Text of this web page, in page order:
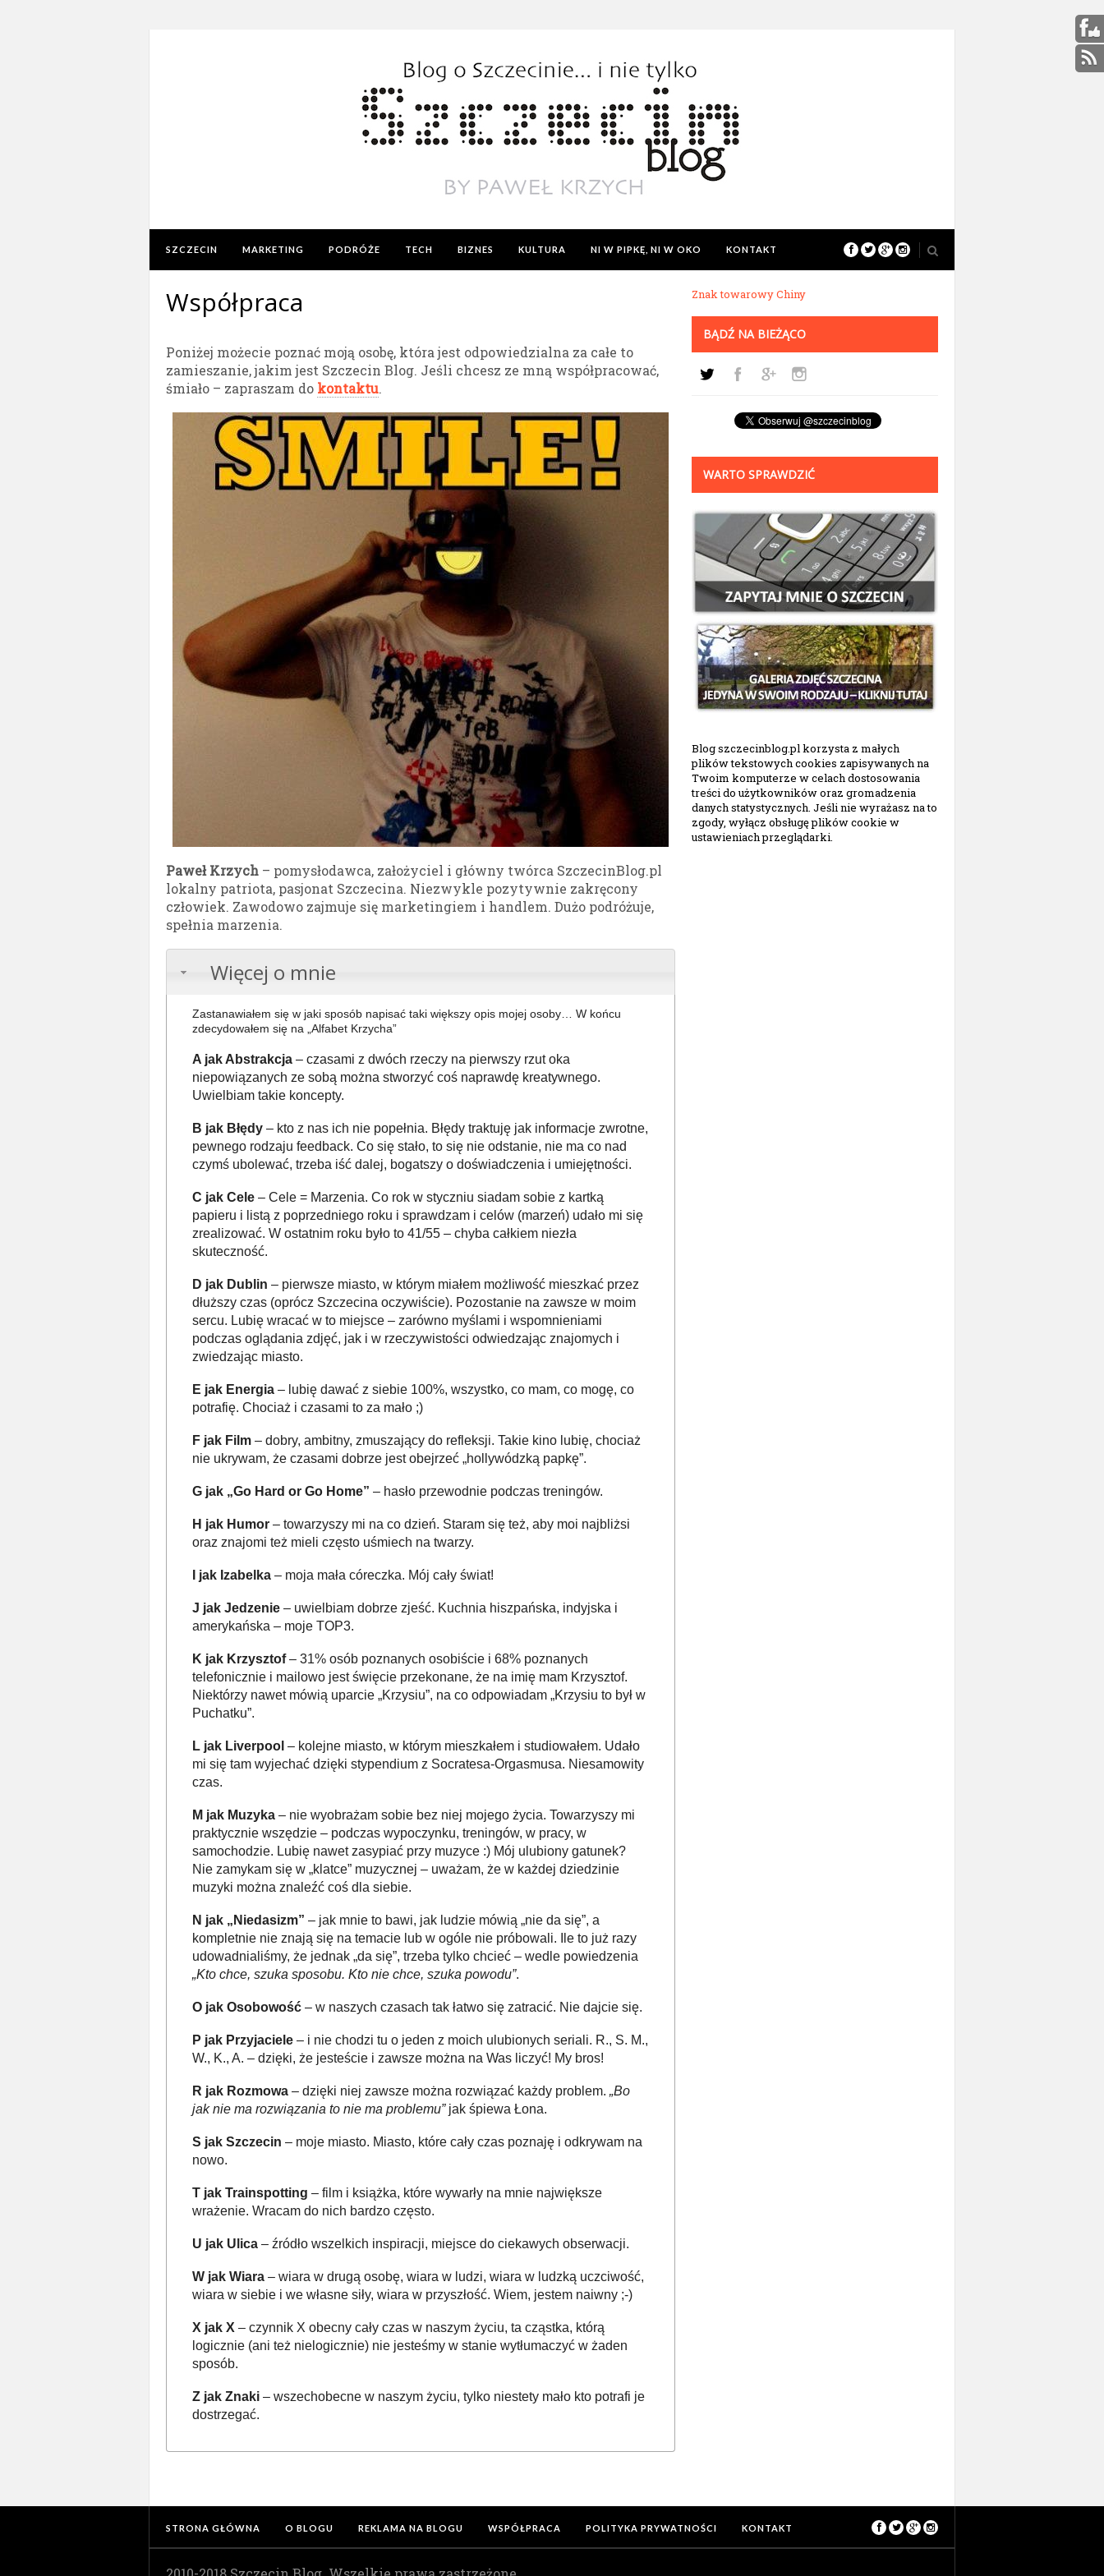
SZCZECIN MARKETING PODRÓŻE TECH BIZNES KULTURA NI W PIPKĘ, NI W OKO KONTAKT
Współpraca
Poniżej możecie poznać moją osobę, która jest odpowiedzialna za całe to
zamieszanie, jakim jest Szczecin Blog. Jeśli chcesz ze mną współpracować,
śmiało – zapraszam do kontaktu.
Paweł Krzych – pomysłodawca, założyciel i główny twórca SzczecinBlog.pl
lokalny patriota, pasjonat Szczecina. Niezwykle pozytywnie zakręcony
człowiek. Zawodowo zajmuje się marketingiem i handlem. Dużo podróżuje,
spełnia marzenia.
Więcej o mnie
Zastanawiałem się w jaki sposób napisać taki większy opis mojej osoby… W końcu
zdecydowałem się na „Alfabet Krzycha”
A jak Abstrakcja – czasami z dwóch rzeczy na pierwszy rzut oka
niepowiązanych ze sobą można stworzyć coś naprawdę kreatywnego.
Uwielbiam takie koncepty.
B jak Błędy – kto z nas ich nie popełnia. Błędy traktuję jak informacje zwrotne,
pewnego rodzaju feedback. Co się stało, to się nie odstanie, nie ma co nad
czymś ubolewać, trzeba iść dalej, bogatszy o doświadczenia i umiejętności.
C jak Cele – Cele = Marzenia. Co rok w styczniu siadam sobie z kartką
papieru i listą z poprzedniego roku i sprawdzam i celów (marzeń) udało mi się
zrealizować. W ostatnim roku było to 41/55 – chyba całkiem niezła
skuteczność.
D jak Dublin – pierwsze miasto, w którym miałem możliwość mieszkać przez
dłuższy czas (oprócz Szczecina oczywiście). Pozostanie na zawsze w moim
sercu. Lubię wracać w to miejsce – zarówno myślami i wspomnieniami
podczas oglądania zdjęć, jak i w rzeczywistości odwiedzając znajomych i
zwiedzając miasto.
E jak Energia– lubię dawać z siebie 100%, wszystko, co mam, co mogę, co
potrafię. Chociaż i czasami to za mało ;)
F jak Film – dobry, ambitny, zmuszający do refleksji. Takie kino lubię, chociaż
nie ukrywam, że czasami dobrze jest obejrzeć „hollywódzką papkę”.
G jak „Go Hard or Go Home” – hasło przewodnie podczas treningów.
H jak Humor – towarzyszy mi na co dzień. Staram się też, aby moi najbliżsi
oraz znajomi też mieli często uśmiech na twarzy.
I jak Izabelka – moja mała córeczka. Mój cały świat!
J jak Jedzenie – uwielbiam dobrze zjeść. Kuchnia hiszpańska, indyjska i
amerykańska – moje TOP3.
K jak Krzysztof– 31% osób poznanych osobiście i 68% poznanych
telefonicznie i mailowo jest święcie przekonane, że na imię mam Krzysztof.
Niektórzy nawet mówią uparcie „Krzysiu”, na co odpowiadam „Krzysiu to był w
Puchatku”.
L jak Liverpool – kolejne miasto, w którym mieszkałem i studiowałem. Udało
mi się tam wyjechać dzięki stypendium z Socratesa-Orgasmusa. Niesamowity
czas.
M jak Muzyka – nie wyobrażam sobie bez niej mojego życia. Towarzyszy mi
praktycznie wszędzie – podczas wypoczynku, treningów, w pracy, w
samochodzie. Lubię nawet zasypiać przy muzyce :) Mój ulubiony gatunek?
Nie zamykam się w „klatce” muzycznej – uważam, że w każdej dziedzinie
muzyki można znaleźć coś dla siebie.
N jak „Niedasizm” – jak mnie to bawi, jak ludzie mówią „nie da się”, a
kompletnie nie znają się na temacie lub w ogóle nie próbowali. Ile to już razy
udowadnialiśmy, że jednak „da się”, trzeba tylko chcieć – wedle powiedzenia
„Kto chce, szuka sposobu. Kto nie chce, szuka powodu”.
O jak Osobowość – w naszych czasach tak łatwo się zatracić. Nie dajcie się.
P jak Przyjaciele – i nie chodzi tu o jeden z moich ulubionych seriali. R., S. M.,
W., K., A. – dzięki, że jesteście i zawsze można na Was liczyć! My bros!
R jak Rozmowa – dzięki niej zawsze można rozwiązać każdy problem.„Bo
jak nie ma rozwiązania to nie ma problemu”jak śpiewa Łona.
S jak Szczecin – moje miasto. Miasto, które cały czas poznaję i odkrywam na
nowo.
T jak Trainspotting – film i książka, które wywarły na mnie największe
wrażenie. Wracam do nich bardzo często.
U jak Ulica – źródło wszelkich inspiracji, miejsce do ciekawych obserwacji.
W jak Wiara – wiara w drugą osobę, wiara w ludzi, wiara w ludzką uczciwość,
wiara w siebie i we własne siły, wiara w przyszłość. Wiem, jestem naiwny ;-)
X jak X – czynnik X obecny cały czas w naszym życiu, ta cząstka, którą
logicznie (ani też nielogicznie) nie jesteśmy w stanie wytłumaczyć w żaden
sposób.
Z jak Znaki – wszechobecne w naszym życiu, tylko niestety mało kto potrafi je
dostrzegać.
Znak towarowy Chiny
BĄDŹ NA BIEŻĄCO
WARTO SPRAWDZIĆ
Blog szczecinblog.pl korzysta z małych
plików tekstowych cookies zapisywanych na
Twoim komputerze w celach dostosowania
treści do użytkowników oraz gromadzenia
danych statystycznych. Jeśli nie wyrażasz na to
zgody, wyłącz obsługę plików cookie w
ustawieniach przeglądarki.
STRONA GŁÓWNA O BLOGU REKLAMA NA BLOGU WSPÓŁPRACA POLITYKA PRYWATNOŚCI KONTAKT